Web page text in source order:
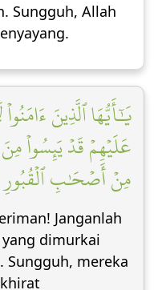
Sungguh, Allah
يَٰٓأَيُّهَا ٱلَّذِينَ
عَلَيۡهِمۡ قَدۡ يَئِسُواْ
مِنۡ أَصۡحَٰبِ ٱلۡقُبُورِ
Janganlah
dimurkai
Sungguh, mereka